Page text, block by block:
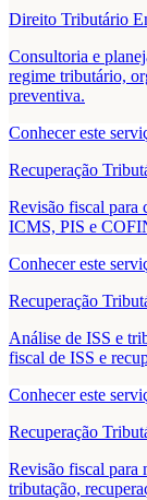
Direito Tributário
Consultoria e
regime tributário,
preventiva.
Conhecer este
Recuperação
Revisão fiscal para
ICMS, PIS e
Conhecer este
Recuperação
Análise de ISS e
fiscal de ISS e
Conhecer este
Recuperação
Revisão fiscal para
tributação,